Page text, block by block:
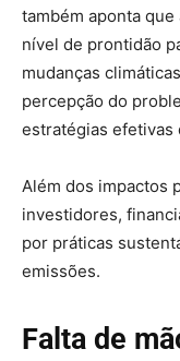
também aponta
nível de prontidão
mudanças
percepção do
estratégias efetivas
Além dos impactos
investidores,
por práticas
emissões.
Falta de